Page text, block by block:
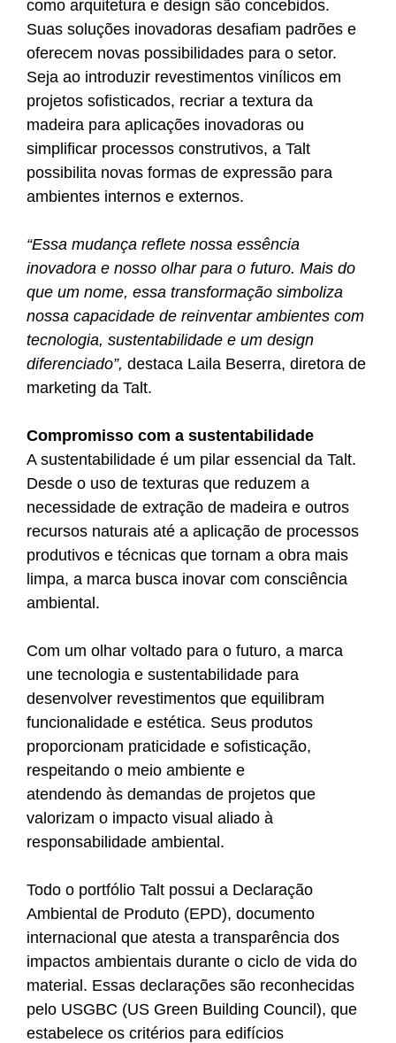
como arquitetura e design são concebidos.
Suas soluções inovadoras desafiam padrões e
oferecem novas possibilidades para o setor.
Seja ao introduzir revestimentos vinílicos em
projetos sofisticados, recriar a textura da
madeira para aplicações inovadoras ou
simplificar processos construtivos, a Talt
possibilita novas formas de expressão para
ambientes internos e externos.
“Essa mudança reflete nossa essência
inovadora e nosso olhar para o futuro. Mais do
que um nome, essa transformação simboliza
nossa capacidade de reinventar ambientes com
tecnologia, sustentabilidade e um design
diferenciado”, destaca Laila Beserra, diretora de
marketing da Talt.
Compromisso com a sustentabilidade
A sustentabilidade é um pilar essencial da Talt.
Desde o uso de texturas que reduzem a
necessidade de extração de madeira e outros
recursos naturais até a aplicação de processos
produtivos e técnicas que tornam a obra mais
limpa, a marca busca inovar com consciência
ambiental.
Com um olhar voltado para o futuro, a marca
une tecnologia e sustentabilidade para
desenvolver revestimentos que equilibram
funcionalidade e estética. Seus produtos
proporcionam praticidade e sofisticação,
respeitando o meio ambiente e
atendendo às demandas de projetos que
valorizam o impacto visual aliado à
responsabilidade ambiental.
Todo o portfólio Talt possui a Declaração
Ambiental de Produto (EPD), documento
internacional que atesta a transparência dos
impactos ambientais durante o ciclo de vida do
material. Essas declarações são reconhecidas
pelo USGBC (US Green Building Council), que
estabelece os critérios para edifícios